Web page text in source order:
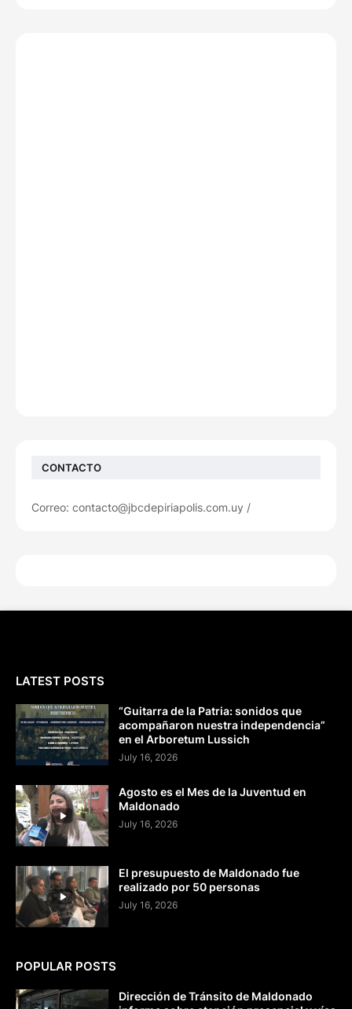
CONTACTO
Correo: contacto@jbcdepiriapolis.com.uy /
LATEST POSTS
“Guitarra de la Patria: sonidos que
acompañaron nuestra independencia”
en el Arboretum Lussich
July 16, 2026
Agosto es el Mes de la Juventud en
Maldonado
July 16, 2026
El presupuesto de Maldonado fue
realizado por 50 personas
July 16, 2026
POPULAR POSTS
Dirección de Tránsito de Maldonado